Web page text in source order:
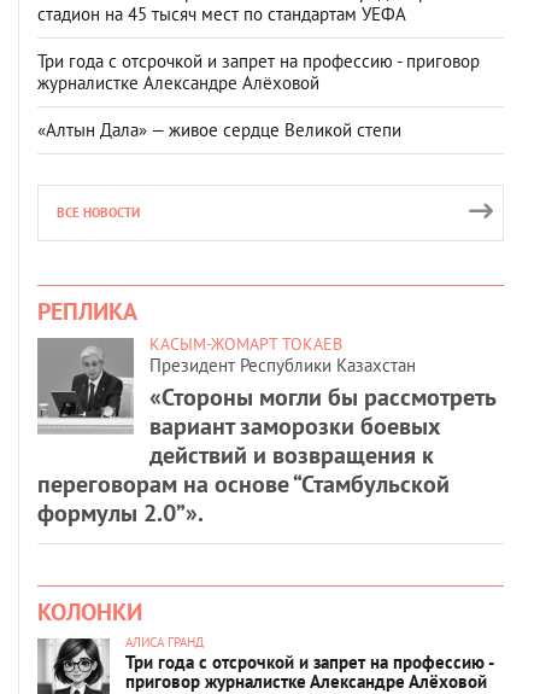
стадион на 45 тысяч мест по стандартам УЕФА
Три года с отсрочкой и запрет на профессию - приговор
журналистке Александре Алёховой
«Алтын Дала» — живое сердце Великой степи
ВСЕ НОВОСТИ
РЕПЛИКА
КАСЫМ-ЖОМАРТ ТОКАЕВ
Президент Республики Казахстан
«Стороны могли бы рассмотреть
вариант заморозки боевых
действий и возвращения к
переговорам на основе “Стамбульской
формулы 2.0”».
КОЛОНКИ
АЛИСА ГРАНД
Три года с отсрочкой и запрет на профессию -
приговор журналистке Александре Алёховой